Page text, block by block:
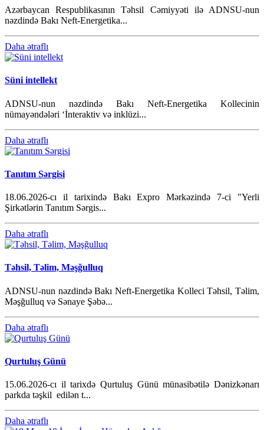
Azərbaycan Respublikasının Təhsil Cəmiyyəti ilə ADNSU-nun
nəzdində Bakı Neft-Energetika...
Daha ətraflı
Süni intellekt
ADNSU-nun nəzdində Bakı Neft-Energetika Kollecinin
nümayəndələri ‘İnteraktiv və inklüzi...
Daha ətraflı
Tanıtım Sərgisi
18.06.2026-cı il tarixində Bakı Expro Mərkəzində 7-ci "Yerli
Şirkətlərin Tanıtım Sərgis...
Daha ətraflı
Təhsil, Təlim, Məşğulluq
ADNSU-nun nəzdində Bakı Neft-Energetika Kolleci Təhsil, Təlim,
Məşğulluq və Sənaye Şəbə...
Daha ətraflı
Qurtuluş Günü
15.06.2026-cı il tarixdə Qurtuluş Günü münasibətilə Dənizkənarı
parkda təşkil edilən t...
Daha ətraflı